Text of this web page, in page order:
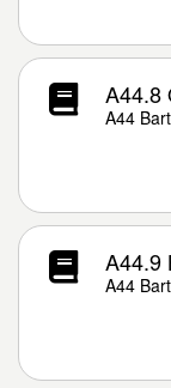
A44.8
A44
A44.9
A44